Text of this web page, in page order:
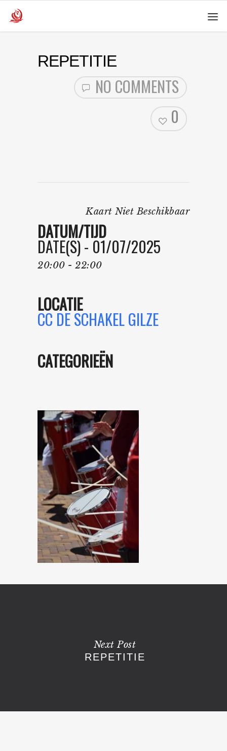
REPETITIE
NO COMMENTS
0
Kaart Niet Beschikbaar
DATUM/TIJD
DATE(S) - 01/07/2025
20:00 - 22:00
LOCATIE
CC DE SCHAKEL GILZE
CATEGORIEËN
Next Post
REPETITIE